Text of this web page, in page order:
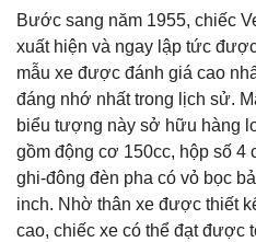
Bước sang năm 1955, chiếc
xuất hiện và ngay lập tức
mẫu xe được đánh giá cao
đáng nhớ nhất trong lịch sử.
biểu tượng này sở hữu hàng
gồm động cơ 150cc, hộp số 4
ghi-đông đèn pha có vỏ bọc
inch. Nhờ thân xe được thiết
cao, chiếc xe có thể đạt được